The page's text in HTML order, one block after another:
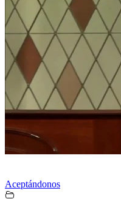
Aceptándonos